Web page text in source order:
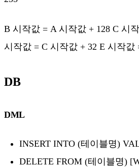
B 시작값 = A 시작값 + 128 C 시
시작값 = C 시작값 + 32 E 시작값
DB
DML
INSERT INTO (테이블명)
DELETE FROM (테이블명)